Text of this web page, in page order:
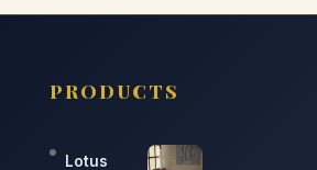
PRODUCTS
Lotus